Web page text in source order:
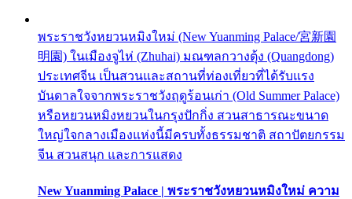
พระราชวังหยวนหมิงใหม่ (New Yuanming Palace/宮新園
明園) ในเมืองจูไห่ (Zhuhai) มณฑลกวางตุ้ง (Quangdong)
ประเทศจีน เป็นสวนและสถานที่ท่องเที่ยวที่ได้รับแรง
บันดาลใจจากพระราชวังฤดูร้อนเก่า (Old Summer Palace)
หรือหยวนหมิงหยวนในกรุงปักกิ่ง สวนสาธารณะขนาด
ใหญ่ใจกลางเมืองแห่งนี้มีครบทั้งธรรมชาติ สถาปัตยกรรม
จีน สวนสนุก และการแสดง
New Yuanming Palace | พระราชวังหยวนหมิงใหม่ ความ